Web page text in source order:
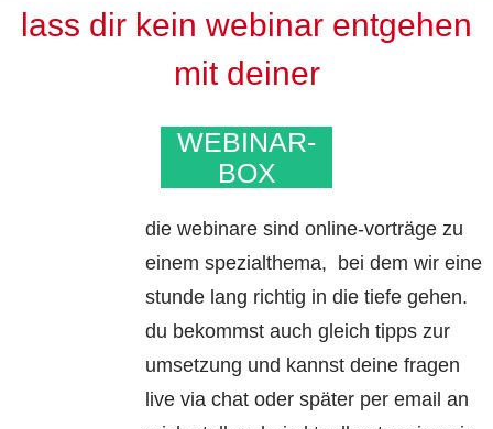
lass dir kein webinar entgehen
mit deiner
WEBINAR-
BOX
die webinare sind online-vorträge zu
einem spezialthema, bei dem wir eine
stunde lang richtig in die tiefe gehen.
du bekommst auch gleich tipps zur
umsetzung und kannst deine fragen
live via chat oder später per email an